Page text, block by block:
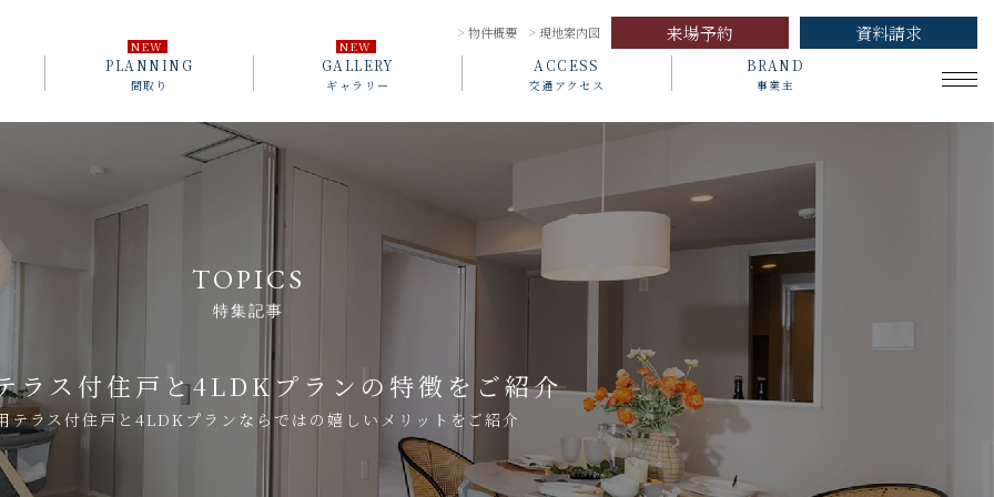
物件概要 現地案内図 来場予約 資料請求
PLANNING
間取り
GALLERY
ギャラリー
ACCESS
交通アクセス
BRAND
事業主
TOPICS
特集記事
ラス付住戸と4LDKプランの特徴をご紹介
テラス付住戸と4LDKプランならではの 嬉しいメリットをご紹介